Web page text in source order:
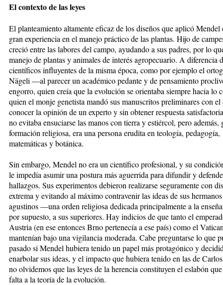
El contexto de las leyes
El planteamiento altamente eficaz de los diseños que aplicó Mendel
gran experiencia en el manejo práctico de las plantas. Hijo de
creció entre las labores del campo, ayudando a sus padres, por lo
manejo de plantas y animales de interés agropecuario. A diferencia
científicos influyentes de la misma época, como por ejemplo el
Nägeli —al parecer un académico pedante y de pensamiento
engorro, quien creía que la evolución se orientaba siempre hacia lo
quien el monje genetista mandó sus manuscritos preliminares con
conocer la opinión de un experto y sin obtener respuesta
no evitaba ensuciarse las manos con tierra y estiércol, pero además,
formación religiosa, era una persona erudita en teología, pedagogía,
matemáticas y botánica.
Sin embargo, Mendel no era un cientí­fico profesional, y su
le impedía asumir una postura más aguerrida para difundir y
hallazgos. Sus experimentos debieron realizarse seguramente con
extrema y evitando al máximo contravenir las ideas de sus
agustinos —una orden religiosa dedicada principalmente a la
por supuesto, a sus superiores. Hay indicios de que tanto el
Austria (en ese entonces Brno pertenecía a ese país) como el
mantenían bajo una vigilancia moderada. Cabe preguntarse lo que
pasado si Mendel hubiera tenido un papel más protagónico y
enarbolar sus ideas, y el impacto que hubiera tenido en las de
no olvidemos que las leyes de la herencia constituyen el eslabón
falta a la teoría de la evolución.